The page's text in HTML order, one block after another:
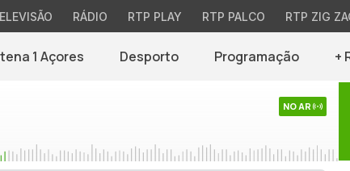
RÁDIO RTP PLAY RTP PALCO RTP ZIG
1 Açores Desporto Programação +
NO AR